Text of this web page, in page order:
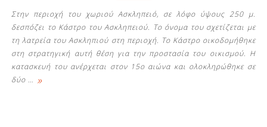
Στην περιοχή του χωριού Ασκληπειό, σε λόφο ύψους 250 μ.
δεσπόζει το Κάστρο του Ασκληπειού. Το όνομα του σχετίζεται με
τη λατρεία του Ασκληπιού στη περιοχή. Το Κάστρο οικοδομήθηκε
στη στρατηγική αυτή θέση για την προστασία του οικισμού. Η
κατασκευή του ανέρχεται στον 15ο αιώνα και ολοκληρώθηκε σε
δύο … »